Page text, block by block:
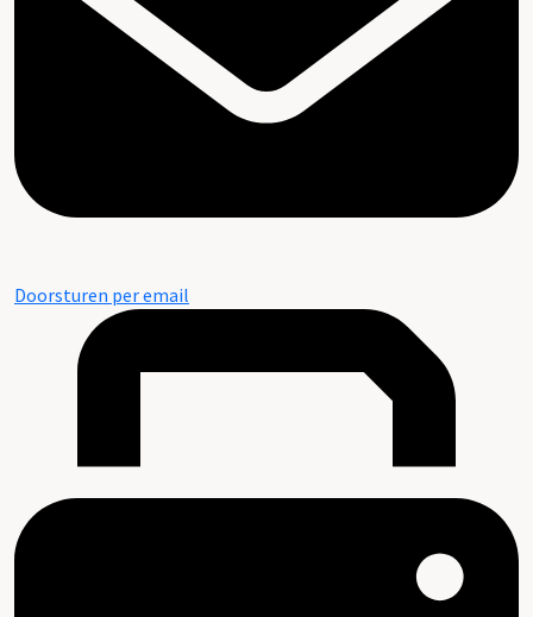
Doorsturen per email